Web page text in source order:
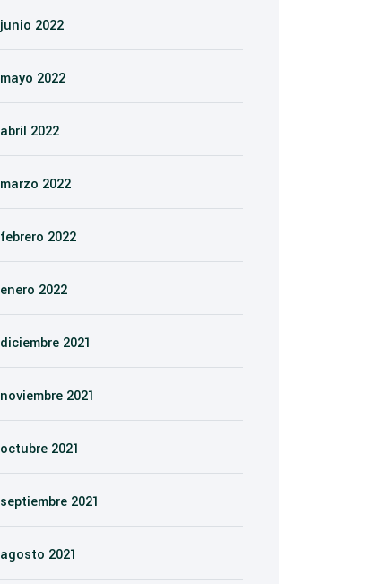
junio 2022
mayo 2022
abril 2022
marzo 2022
febrero 2022
enero 2022
diciembre 2021
noviembre 2021
octubre 2021
septiembre 2021
agosto 2021